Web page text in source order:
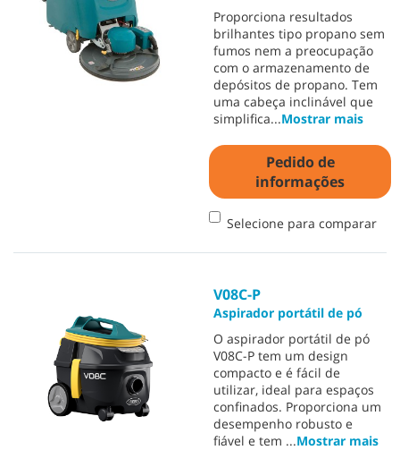
Proporciona resultados
brilhantes tipo propano sem
fumos nem a preocupação
com o armazenamento de
depósitos de propano. Tem
uma cabeça inclinável que
simplifica...Mostrar mais
Pedido de
informações
Selecione para comparar
V08C-P
Aspirador portátil de pó
O aspirador portátil de pó
V08C-P tem um design
compacto e é fácil de
utilizar, ideal para espaços
confinados. Proporciona um
desempenho robusto e
fiável e tem ...Mostrar mais